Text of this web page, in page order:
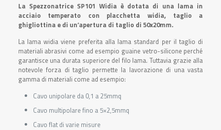
La Spezzonatrice SP101 Widia è dotata di una lama in
acciaio temperato con placchetta widia, taglio a
ghigliottina e di un’apertura di taglio di 50x20mm.
La lama widia viene preferita alla lama standard per il taglio di
materiali abrasivi come ad esempio guaine vetro-silicone perché
garantisce una durata superiore del filo lama. Tuttavia grazie alla
notevole forza di taglio permette la lavorazione di una vasta
gamma di materiali come ad esempio:
Cavo unipolare da 0,1 a 25mmq
Cavo multipolare fino a 5×2,5mmq
Cavo flat di varie misure